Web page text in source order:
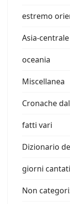
estremo
Asia-
oceania
Miscellanea
Cronache
fatti vari
Dizionario
giorni cantati
Non